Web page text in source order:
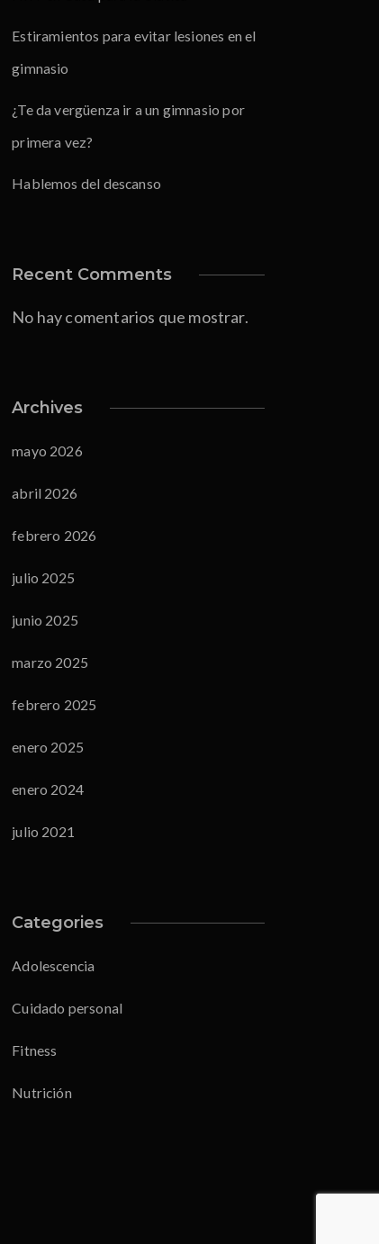
Estiramientos para evitar lesiones en el
gimnasio
¿Te da vergüenza ir a un gimnasio por
primera vez?
Hablemos del descanso
Recent Comments
No hay comentarios que mostrar.
Archives
mayo 2026
abril 2026
febrero 2026
julio 2025
junio 2025
marzo 2025
febrero 2025
enero 2025
enero 2024
julio 2021
Categories
Adolescencia
Cuidado personal
Fitness
Nutrición